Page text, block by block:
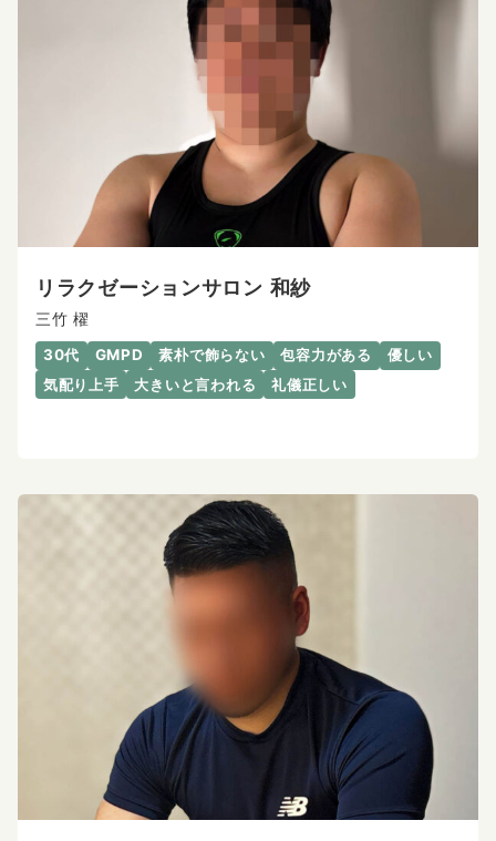
リラクゼーションサロン 和紗
三竹 櫂
30代 GMPD 素朴で飾らない 包容力がある
優しい
気配り上手
大きいと言われる 礼儀正しい